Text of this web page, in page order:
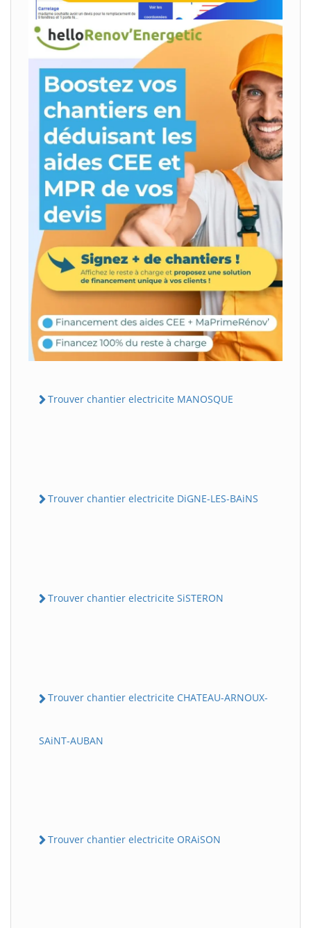
Trouver chantier electricite MANOSQUE
Trouver chantier electricite DiGNE-LES-BAiNS
Trouver chantier electricite SiSTERON
Trouver chantier electricite CHATEAU-ARNOUX-
SAiNT-AUBAN
Trouver chantier electricite ORAiSON